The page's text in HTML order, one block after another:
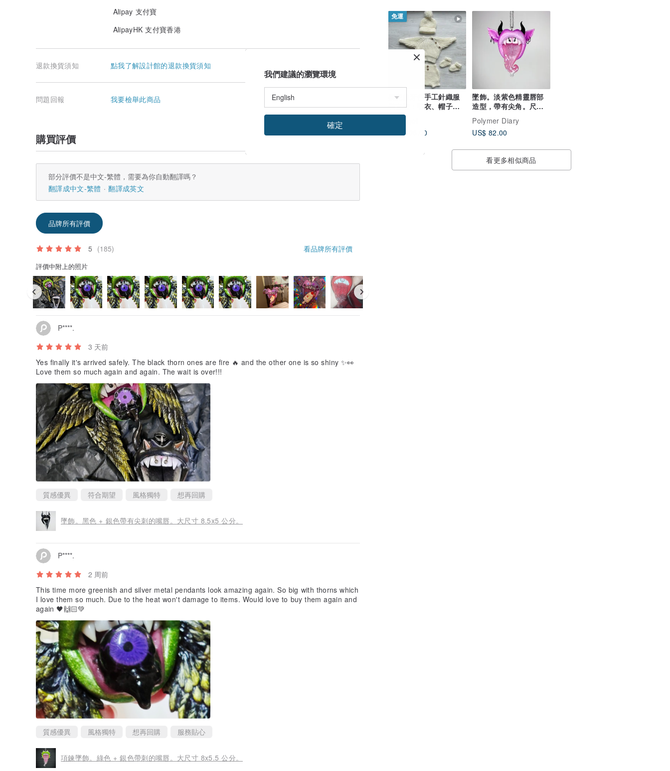
免運
嬰兒象牙色手工針織服
裝套裝：毛衣、帽子、
內褲、襪子。很多顏色
US$ 106.00
墜飾。淡紫色精靈唇部
造型，帶有尖角。尺寸
Polymer Diary
US$ 82.00
看更多相似商品
Alipay 支付寶
AlipayHK 支付寶香港
退款換貨須知 點我了解設計館的退款換貨須知
問題回報 我要檢舉此商品
購買評價
部分評價不是中文-繁體，需要為你自動翻譯嗎？
翻譯成中文-繁體
翻譯成英文
品牌所有評價
5 (185) 看品牌所有評價
評價中附上的照片
P****.
3 天前
Yes finally it's arrived safely. The black thorn ones are fire 🔥 and the other one is so shiny ✨👀
Love them so much again and again. The wait is over!!!
質感優異 符合期望 風格獨特 想再回購
墜飾。黑色 + 銀色帶有尖刺的嘴唇。大尺寸 8.5x5 公分。
P****.
2 周前
This time more greenish and silver metal pendants look amazing again. So big with thorns which
I love them so much. Due to the heat won't damage to items. Would love to buy them again and
again 🖤🙌🏻💚
質感優異 風格獨特 想再回購 服務貼心
項鍊墜飾。綠色 + 銀色帶刺的嘴唇。大尺寸 8x5.5 公分。
我們建議的瀏覽環境
確定